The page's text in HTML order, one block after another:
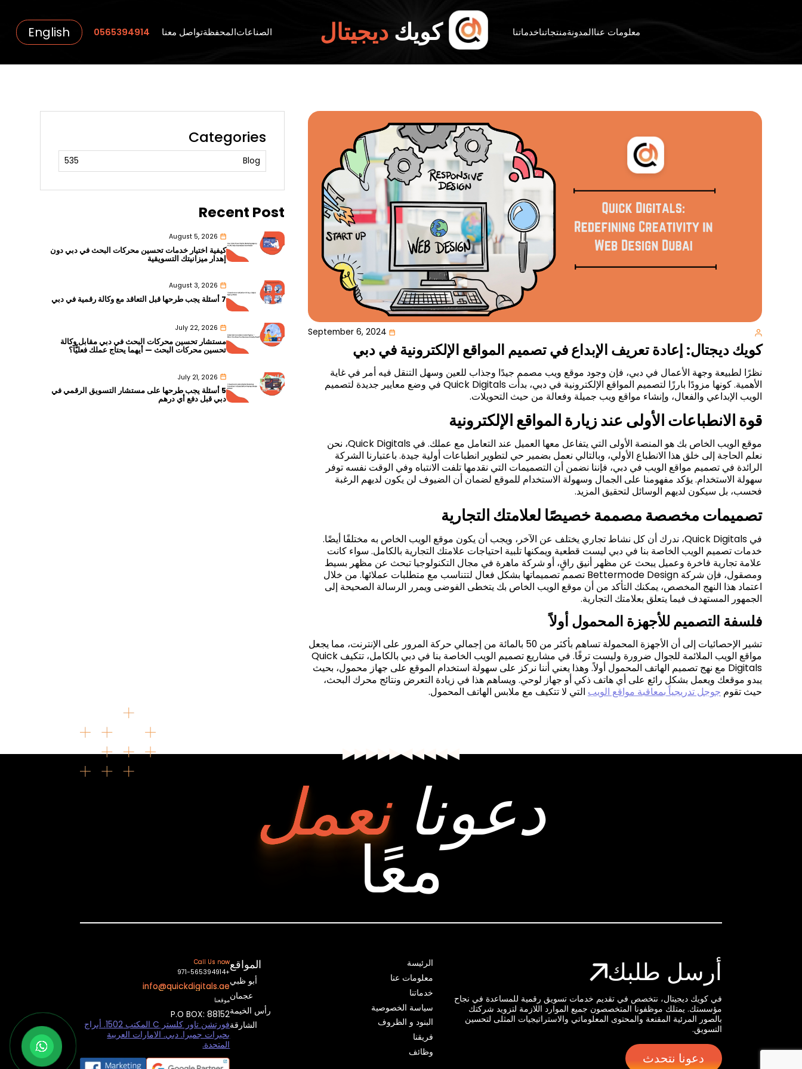
معلومات عناالمدونةمنتجاتناخدماتنا كويكديجيتال الصناعاتالمحفظةتواصل معنا 0565394914
English
September 6, 2024
كويك ديجتال: إعادة تعريف الإبداع في تصميم المواقع الإلكترونية في دبي
نظرًا لطبيعة وجهة الأعمال في دبي، فإن وجود موقع ويب مصمم جيدًا وجذاب للعين وسهل التنقل فيه أمر في غاية
الأهمية. كونها مزودًا بارزًا لتصميم المواقع الإلكترونية في دبي، بدأت Quick Digitals في وضع معايير جديدة لتصميم
الويب الإبداعي والفعال، وإنشاء مواقع ويب جميلة وفعالة من حيث التحويلات.
قوة الانطباعات الأولى عند زيارة المواقع الإلكترونية
موقع الويب الخاص بك هو المنصة الأولى التي يتفاعل معها العميل عند التعامل مع عملك. في Quick Digitals، نحن
نعلم الحاجة إلى خلق هذا الانطباع الأولي، وبالتالي نعمل بضمير حي لتطوير انطباعات أولية جيدة. باعتبارنا الشركة
الرائدة في تصميم مواقع الويب في دبي، فإننا نضمن أن التصميمات التي نقدمها تلفت الانتباه وفي الوقت نفسه توفر
سهولة الاستخدام. يؤكد مفهومنا على الجمال وسهولة الاستخدام للموقع لضمان أن الضيوف لن يكون لديهم الرغبة
فحسب، بل سيكون لديهم الوسائل لتحقيق المزيد.
تصميمات مخصصة مصممة خصيصًا لعلامتك التجارية
في Quick Digitals، ندرك أن كل نشاط تجاري يختلف عن الآخر، ويجب أن يكون موقع الويب الخاص به مختلفًا أيضًا.
خدمات تصميم الويب الخاصة بنا في دبي ليست قطعية ويمكنها تلبية احتياجات علامتك التجارية بالكامل. سواء كانت
علامة تجارية فاخرة وعميل يبحث عن مظهر أنيق راقٍ، أو شركة ماهرة في مجال التكنولوجيا تبحث عن مظهر بسيط
ومصقول، فإن شركة Bettermode Design تصمم تصميماتها بشكل فعال لتتناسب مع متطلبات عملائها. من خلال
اعتماد هذا النهج المخصص، يمكنك التأكد من أن موقع الويب الخاص بك يتخطى الفوضى ويمرر الرسالة الصحيحة إلى
الجمهور المستهدف فيما يتعلق بعلامتك التجارية.
فلسفة التصميم للأجهزة المحمول أولاً
تشير الإحصائيات إلى أن الأجهزة المحمولة تساهم بأكثر من 50 بالمائة من إجمالي حركة المرور على الإنترنت، مما يجعل
مواقع الويب الملائمة للجوال ضرورة وليست ترفًا. في مشاريع تصميم الويب الخاصة بنا في دبي بالكامل، تتكيف Quick
Digitals مع نهج تصميم الهاتف المحمول أولاً. وهذا يعني أننا نركز على سهولة استخدام الموقع على جهاز محمول، بحيث
يبدو موقعك ويعمل بشكل رائع على أي هاتف ذكي أو جهاز لوحي. ويساهم هذا في زيادة التعرض ونتائج محرك البحث،
حيث تقوم جوجل تدريجياً بمعاقبة مواقع الويب التي لا تتكيف مع ملابس الهاتف المحمول.
Categories
Blog
535
Recent Post
August 5, 2026
كيفية اختيار خدمات تحسين محركات البحث في دبي دون
إهدار ميزانيتك التسويقية
August 3, 2026
7 أسئلة يجب طرحها قبل التعاقد مع وكالة رقمية في دبي
July 22, 2026
مستشار تحسين محركات البحث في دبي مقابل وكالة
تحسين محركات البحث — أيهما يحتاج عملك فعليًّا؟
July 21, 2026
5 أسئلة يجب طرحها على مستشار التسويق الرقمي في
دبي قبل دفع أي درهم
دعونانعمل
معًا
أرسل طلبك
في كويك ديجيتال، نتخصص في تقديم خدمات تسويق رقمية للمساعدة في نجاح
مؤسستك. يمتلك موظفونا المتخصصون جميع الموارد اللازمة لتزويد شركتك
بالصور المرئية المقنعة والمحتوى المعلوماتي والاستراتيجيات المثلى لتحسين
التسويق.
دعونا نتحدث
الرئيسة
معلومات عنا
خدماتنا
سياسة الخصوصية
البنود و الظروف
فريقنا
وظائف
المواقع
أبو ظبي
عجمان
رأس الخيمة
الشارقة
Call Us now
+971-565394914
info@quickdigitals.ae
موقعنا
P.O BOX: 88152
فورتشن تاور كلستر C المكتب 1502. أبراج
بحيرات جميرا. دبي. الامارات العربية
المتحدة.